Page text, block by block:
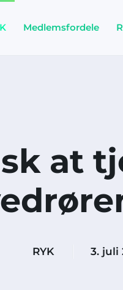
Medlemsfordele
at
RYK 3. juli